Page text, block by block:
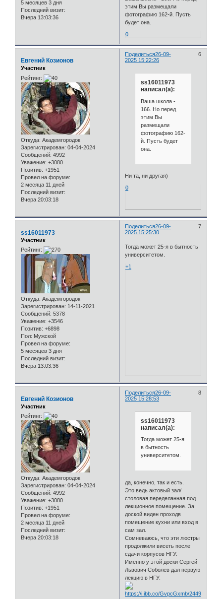
5 месяцев 3 дня
Последний визит:
Вчера 13:03:36
этим Вы размещали
фотографию 162-й. Пусть
будет она.
0
Поделиться 6
26-09-
2025 15:22:26
Евгений Козионов
Участник
Рейтинг:
Откуда: Академгородок
Зарегистрирован: 04-04-2024
Сообщений: 4992
Уважение: +3080
Позитив: +1951
Провел на форуме:
2 месяца 11 дней
Последний визит:
Вчера 20:03:18
ss16011973
написал(а):
Ваша школа -
166. Но перед
этим Вы
размещали
фотографию 162-
й. Пусть будет
она.
Ни та, ни другая)
0
Поделиться 7
26-09-
2025 15:25:30
ss16011973
Участник
Рейтинг:
Откуда: Академгородок
Зарегистрирован: 14-11-2021
Сообщений: 5378
Уважение: +3546
Позитив: +6898
Пол: Мужской
Провел на форуме:
5 месяцев 3 дня
Последний визит:
Вчера 13:03:36
Тогда может 25-я в бытность
университетом.
+1
Поделиться 8
26-09-
2025 15:28:53
Евгений Козионов
Участник
Рейтинг:
Откуда: Академгородок
Зарегистрирован: 04-04-2024
Сообщений: 4992
Уважение: +3080
Позитив: +1951
Провел на форуме:
2 месяца 11 дней
Последний визит:
Вчера 20:03:18
ss16011973
написал(а):
Тогда может 25-я
в бытность
университетом.
да, конечно, так и есть.
Это ведь актовый зал/
столовая переделанная под
лекционное помещение. За
доской виден проходв
помещение кухни или вход в
сам зал.
Сомневаюсь, что эти люстры
продолжили висеть после
сдачи корпусов НГУ.
Именно у этой доски Сергей
Львович Соболев дал первую
лекцию в НГУ.